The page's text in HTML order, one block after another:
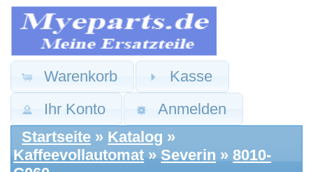
Warenkorb
Kasse
Ihr Konto
Anmelden
»
Kaffeevollautomat» Severin »8010-
C060